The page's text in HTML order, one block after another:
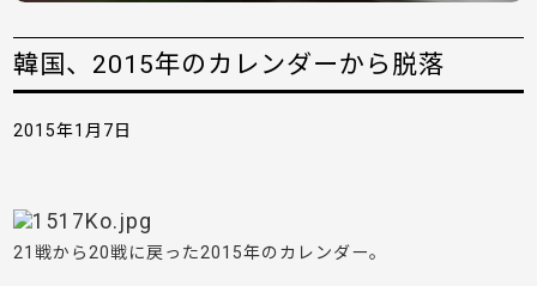
韓国、2015年のカレンダーから脱落
2015年1月7日
21戦から20戦に戻った2015年のカレンダー。